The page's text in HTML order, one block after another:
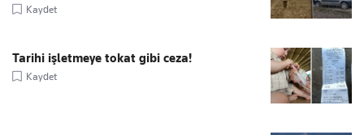
Kaydet
Tarihi işletmeye tokat gibi ceza!
Kaydet